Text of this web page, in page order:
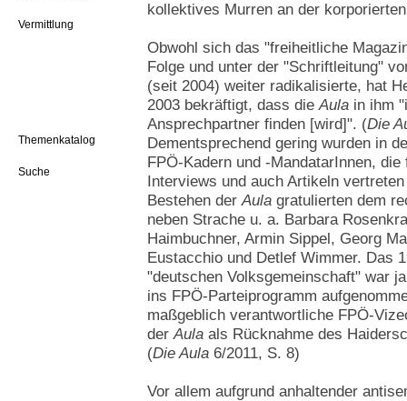
Vermittlung
Themenkatalog
Suche
kollektives Murren an der
Obwohl sich das "freiheitliche
Folge und unter der "Schriftleitung"
(seit 2004) weiter radikalisierte, hat
2003 bekräftigt, dass dieAula in ihm
Ansprechpartner finden [wird]". (Die
Dementsprechend gering wurden in
FPÖ-Kadern und -MandatarInnen,
Interviews und auch Artikeln
Bestehen derAula gratulierten dem
neben Strache u. a. Barbara
Haimbuchner, Armin Sippel, Georg
Eustacchio und Detlef Wimmer. Das
"deutschen Volksgemeinschaft" war
ins FPÖ-Parteiprogramm
maßgeblich verantwortliche FPÖ-
derAula als Rücknahme des
(Die Aula 6/2011, S. 8)
Vor allem aufgrund anhaltender